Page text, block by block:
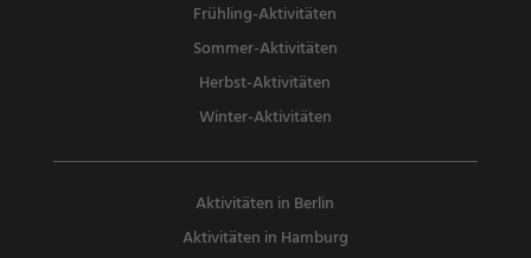
Frühling-Aktivitäten
Sommer-Aktivitäten
Herbst-Aktivitäten
Winter-Aktivitäten
Aktivitäten in Berlin
Aktivitäten in Hamburg